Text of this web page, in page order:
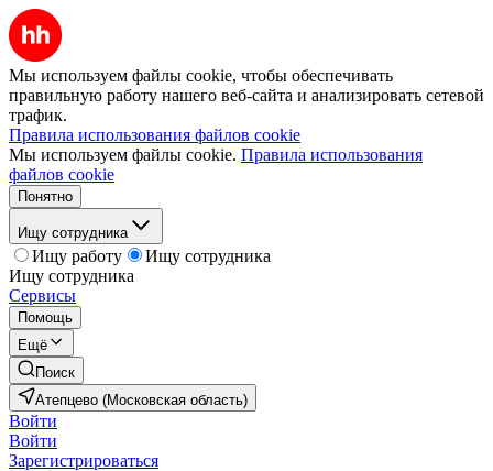
Мы используем файлы cookie, чтобы обеспечивать
правильную работу нашего веб-сайта и анализировать сетевой
трафик.
Правила использования файлов cookie
Мы используем файлы cookie. Правила использования
файлов cookie
Понятно
Ищу сотрудника
Ищу работу
Ищу сотрудника
Ищу сотрудника
Сервисы
Помощь
Ещё
Поиск
Атепцево (Московская область)
Войти
Войти
Зарегистрироваться